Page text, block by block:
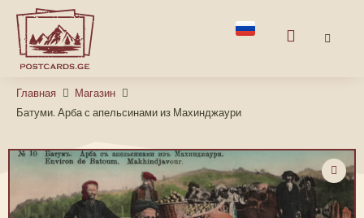
Главная
Магазин
Батуми. Арба с апельсинами из Махинджаури